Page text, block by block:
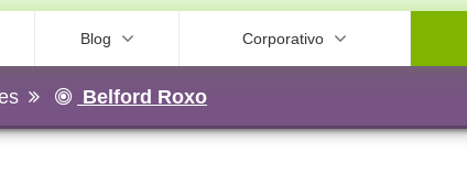
Blog Corporativo
Belford Roxo